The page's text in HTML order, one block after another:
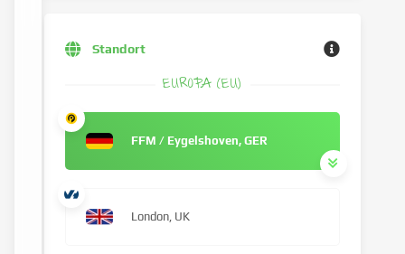
Standort
EUROPA (EU)
FFM / Eygelshoven, GER
London, UK